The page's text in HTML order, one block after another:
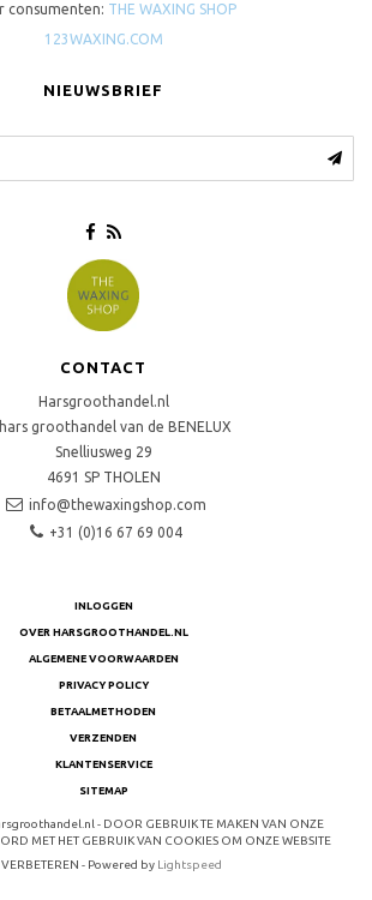
consumenten: THE WAXING SHOP
123WAXING.COM
NIEUWSBRIEF
CONTACT
Harsgroothandel.nl
groothandel van de BENELUX
Snelliusweg 29
4691 SP THOLEN
info@thewaxingshop.com
+31 (0)16 67 69 004
INLOGGEN
OVER HARSGROOTHANDEL.NL
ALGEMENE VOORWAARDEN
PRIVACY POLICY
BETAALMETHODEN
VERZENDEN
KLANTENSERVICE
SITEMAP
- DOOR GEBRUIK TE MAKEN VAN ONZE
MET HET GEBRUIK VAN COOKIES OM ONZE WEBSITE
VERBETEREN - Powered by Lightspeed